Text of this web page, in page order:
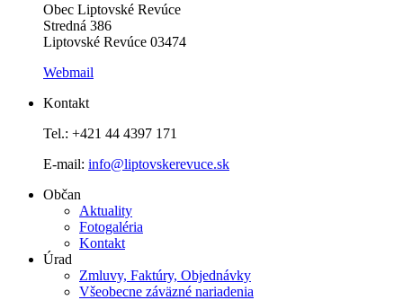
Obec Liptovské Revúce
Stredná 386
Liptovské Revúce 03474
Webmail
Kontakt
Tel.: +421 44 4397 171
E-mail: info@liptovskerevuce.sk
Občan
Aktuality
Fotogaléria
Kontakt
Úrad
Zmluvy, Faktúry, Objednávky
Všeobecne záväzné nariadenia